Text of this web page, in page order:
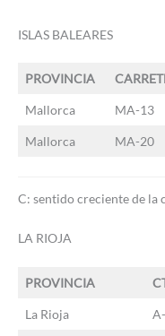
ISLAS BALEARES
PROVINCIA
Mallorca MA-13
Mallorca MA-20
C: sentido creciente de
LA RIOJA
PROVINCIA
La Rioja